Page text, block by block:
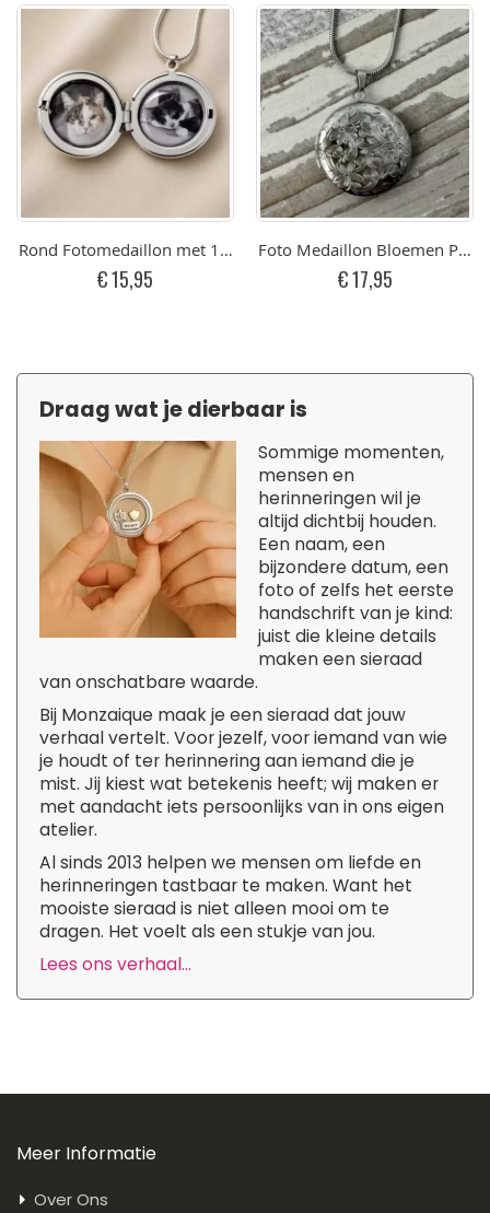
Rond Fotomedaillon met 1 of 2 Foto’s - Zilverkleurig RVS (25
€ 15,95
Foto Medaillon Bloemen
€ 17,95
Draag wat je dierbaar is
Sommige momenten,
mensen en
herinneringen wil je
altijd dichtbij houden.
Een naam, een
bijzondere datum, een
foto of zelfs het eerste
handschrift van je kind:
juist die kleine details
maken een sieraad
van onschatbare waarde.
Bij Monzaique maak je een sieraad dat jouw
verhaal vertelt. Voor jezelf, voor iemand van wie
je houdt of ter herinnering aan iemand die je
mist. Jij kiest wat betekenis heeft; wij maken er
met aandacht iets persoonlijks van in ons eigen
atelier.
Al sinds 2013 helpen we mensen om liefde en
herinneringen tastbaar te maken. Want het
mooiste sieraad is niet alleen mooi om te
dragen. Het voelt als een stukje van jou.
Lees ons verhaal...
Meer Informatie
Over Ons